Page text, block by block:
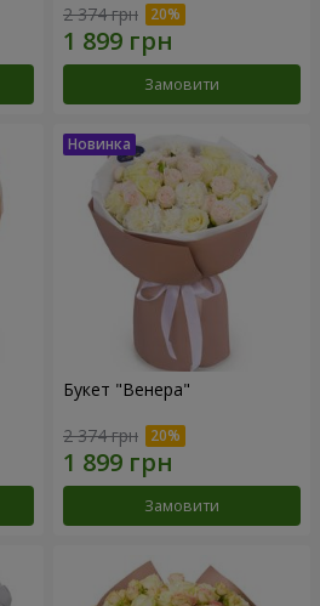
2 374 грн
Замовити
Букет "Венера"
2 374 грн
Замовити